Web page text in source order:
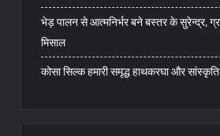
भेड़ पालन से आत्मनिर्भर बने बस्तर के सुरेन्द्र,
मिसाल
कोसा सिल्क हमारी समृद्ध हाथकरघा और